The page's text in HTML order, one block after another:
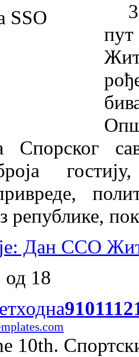
Спорског
републике,
Дан ССО
од 18
9101112
10th.